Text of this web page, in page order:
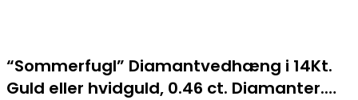
“Sommerfugl” Diamantvedhæng i 14Kt.
Guld eller hvidguld, 0.46 ct. Diamanter.